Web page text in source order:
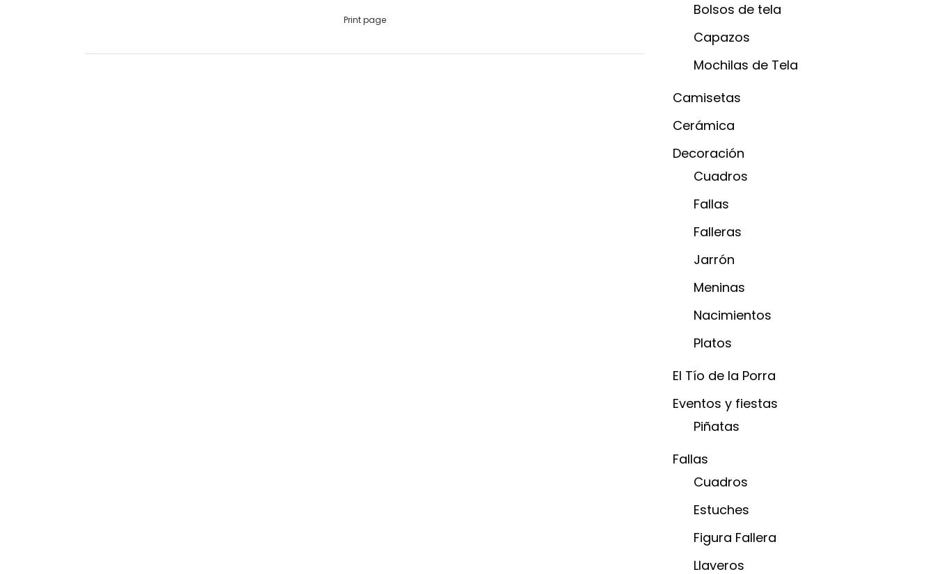
Print page
Bolsos de tela
Capazos
Mochilas de Tela
Camisetas
Cerámica
Decoración
Cuadros
Fallas
Falleras
Jarrón
Meninas
Nacimientos
Platos
El Tío de la Porra
Eventos y fiestas
Piñatas
Fallas
Cuadros
Estuches
Figura Fallera
Llaveros